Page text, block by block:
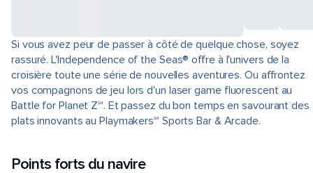
Si vous avez peur de passer à côté de quelque chose, soyez
rassuré. L'Independence of the Seas® offre à l'univers de la
croisière toute une série de nouvelles aventures. Ou affrontez
vos compagnons de jeu lors d'un laser game fluorescent au
Battle for Planet Z℠. Et passez du bon temps en savourant des
plats innovants au Playmakers℠ Sports Bar & Arcade.
Points forts du navire